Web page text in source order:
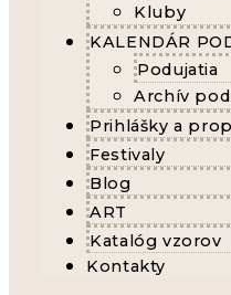
Kluby
KALENDÁR
Podujatia
Archív
Prihlášky a
Festivaly
Blog
ART
Katalóg vzorov
Kontakty